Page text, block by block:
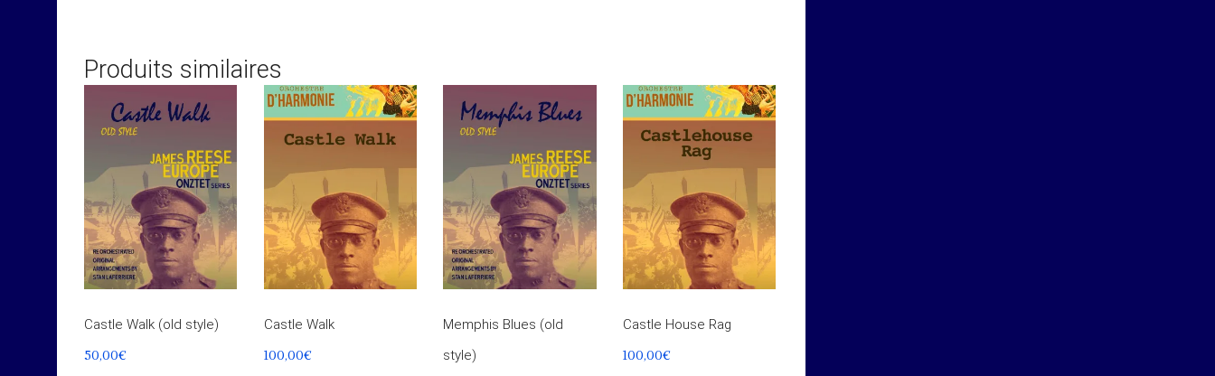
Produits similaires
Castle Walk (old style)
50,00€
Castle Walk
100,00€
Memphis Blues (old
style)
Castle House Rag
100,00€